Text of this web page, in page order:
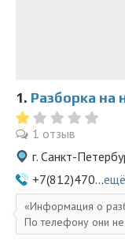
1. Разборка на
1 отзыв
г. Санкт-
+7(812)470...ещё
Информация о
По телефону они не